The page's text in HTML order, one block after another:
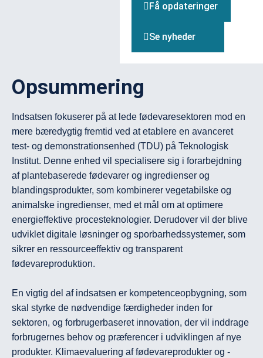
Få opdateringer
Se nyheder
Opsummering
Indsatsen fokuserer på at lede fødevaresektoren mod en
mere bæredygtig fremtid ved at etablere en avanceret
test- og demonstrationsenhed (TDU) på Teknologisk
Institut. Denne enhed vil specialisere sig i forarbejdning
af plantebaserede fødevarer og ingredienser og
blandingsprodukter, som kombinerer vegetabilske og
animalske ingredienser, med et mål om at optimere
energieffektive procesteknologier. Derudover vil der blive
udviklet digitale løsninger og sporbarhedssystemer, som
sikrer en ressourceeffektiv og transparent
fødevareproduktion.
En vigtig del af indsatsen er kompetenceopbygning, som
skal styrke de nødvendige færdigheder inden for
sektoren, og forbrugerbaseret innovation, der vil inddrage
forbrugernes behov og præferencer i udviklingen af nye
produkter. Klimaevaluering af fødevareprodukter og -